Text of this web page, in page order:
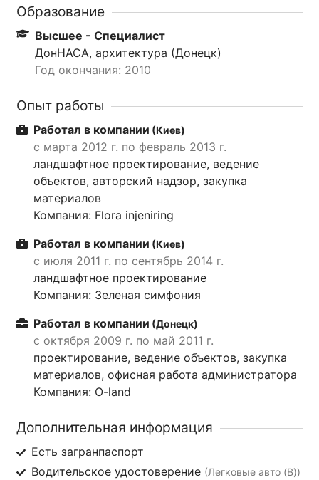
Образование
Высшее - Специалист
ДонНАСА, архитектура (Донецк)
Год окончания: 2010
Опыт работы
Работал в компании (Киев)
с марта 2012 г. по февраль 2013 г.
ландшафтное проектирование, ведение
объектов, авторский надзор, закупка
материалов
Компания: Flora injeniring
Работал в компании (Киев)
с июля 2011 г. по сентябрь 2014 г.
ландшафтное проектирование
Компания: Зеленая симфония
Работал в компании (Донецк)
с октября 2009 г. по май 2011 г.
проектирование, ведение объектов, закупка
материалов, офисная работа администратора
Компания: O-land
Дополнительная информация
Есть загранпаспорт
Водительское удостоверение (Легковые авто (B))